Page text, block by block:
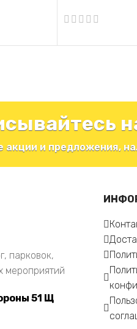
акции и предложения,
парковок,
мероприятий
51 Щ